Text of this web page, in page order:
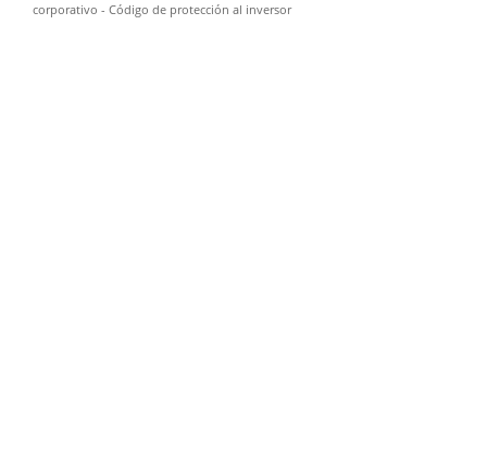
corporativo - Código de protección al inversor